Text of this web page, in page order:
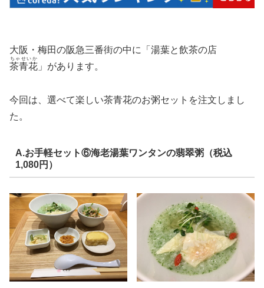
大阪・梅田の阪急三番街の中に「湯葉と飲茶の店
茶青花
ちゃせいか
」があります。
今回は、選べて楽しい茶青花のお粥セットを注文しまし
た。
A.お手軽セット⑥海老湯葉ワンタンの翡翠粥（税込
1,080円）